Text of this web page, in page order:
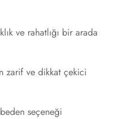
ve rahatlığı bir arada
zarif ve dikkat çekici
seçeneği